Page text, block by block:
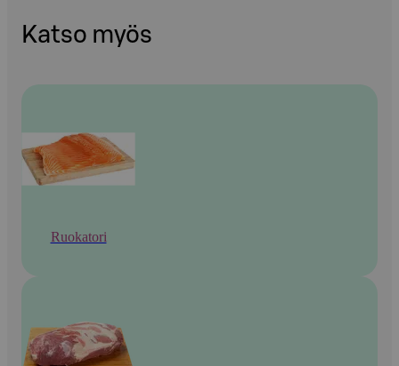
Katso myös
Ruokatori